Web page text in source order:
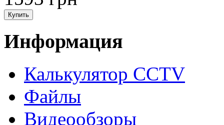
Информация
Калькулятор CCTV
Файлы
Видеообзоры